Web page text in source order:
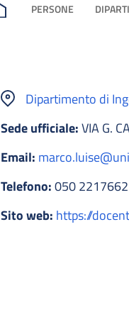
PERSONE
Dipartimento di
Sede ufficiale:VIA G.
Email:
Telefono:050 2217662
Sito web: https://